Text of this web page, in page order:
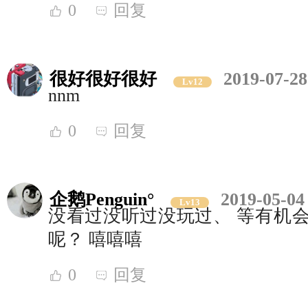
0 回复
很好很好很好 Lv12
2019-07-
nnm
0 回复
企鹅Penguin° Lv13
2019-05-
没看过没听过没玩过、 等有机
呢？ 嘻嘻嘻
0 回复